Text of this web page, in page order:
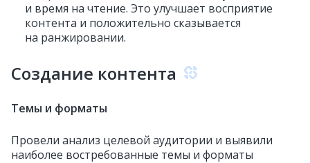
и время на чтение. Это улучшает восприятие
контента и положительно сказывается
на ранжировании.
Создание контента
Темы и форматы
Провели анализ целевой аудитории и выявили
наиболее востребованные темы и форматы